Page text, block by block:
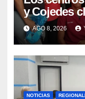
y Cojedes
Semana
Materna
AGO 8, 2026
NOTICIAS